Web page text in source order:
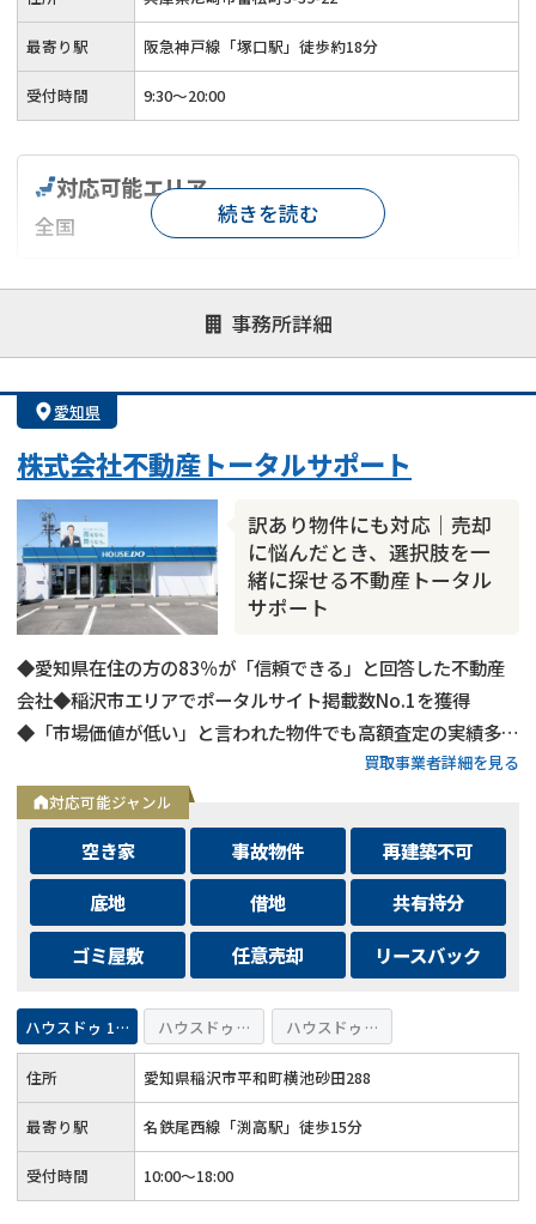
最寄り駅 阪急神戸線「塚口駅」徒歩約18分
受付時間 9:30～20:00
事務所詳細
対応可能エリア
全国
対応が親身 オンライン面談可能
レスポンスが早い
1億円以上の買取可
続きを読む
愛知県
株式会社不動産トータルサポート
訳あり物件にも対応｜売却
に悩んだとき、選択肢を一
緒に探せる不動産トータル
サポート
◆愛知県在住の方の83％が「信頼できる」と回答した不動産
会社◆稲沢市エリアでポータルサイト掲載数No.1を獲得
◆「市場価値が低い」と言われた物件でも高額査定の実績多数
◆不動産査定は完全無料で対応◆ご家族連れでも安心のキッズ
スペースあり◆メールでのご相談は24時間受付中
買取事業者詳細を見る
対応可能ジャンル
空き家 事故物件
再建築不可
底地
借地
共有持分
ゴミ屋敷
任意売却 リースバック
ハウスドゥ 155号稲沢ハウスドゥ 愛西 ハウスドゥ 弥富・佐屋
住所 愛知県稲沢市平和町横池砂田288
最寄り駅 名鉄尾西線「渕高駅」徒歩15分
受付時間 10:00～18:00